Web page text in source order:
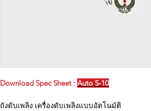
Download Spec Sheet : Auto S-10
ถังดับเพลิง เครื่องดับเพลิงแบบอัตโนมัติ